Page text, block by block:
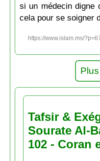
si un médecin digne
cela pour se soigner
https://www.islam.ms/
Tafsir &
Sourate Al-
102 - Coran